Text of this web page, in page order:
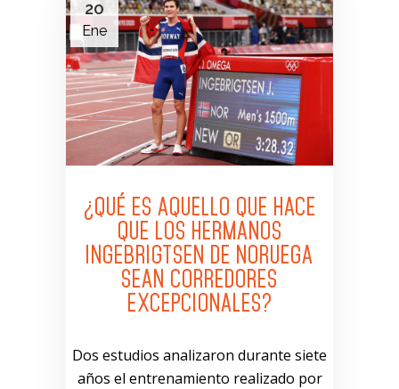
20
Ene
¿QUÉ ES AQUELLO QUE HACE
QUE LOS HERMANOS
INGEBRIGTSEN DE NORUEGA
SEAN CORREDORES
EXCEPCIONALES?
Dos estudios analizaron durante siete
años el entrenamiento realizado por